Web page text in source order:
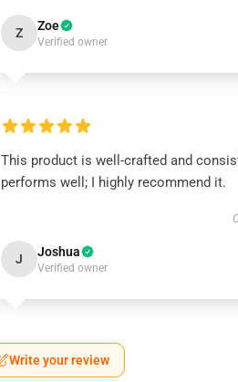
Z Zoe
Verified owner
This product is well-crafted and
performs well; I highly recommend it.
J Joshua
Verified owner
Write your review